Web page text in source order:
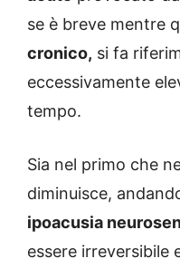
se è breve mentre
cronico, si fa
eccessivamente
tempo.
Sia nel primo che
diminuisce,
ipoacusia
essere irreversibile